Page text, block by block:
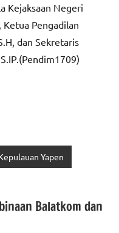
Kejaksaan Negeri
Pengadilan
dan Sekretaris
Yapen
Balatkom dan